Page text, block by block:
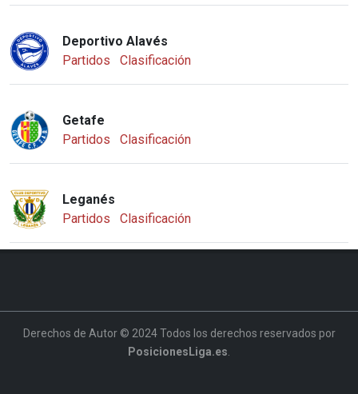
Deportivo Alavés
Partidos
Clasificación
Getafe
Partidos
Clasificación
Leganés
Partidos
Clasificación
Derechos de Autor © 2024 Todos los derechos reservados por
PosicionesLiga.es